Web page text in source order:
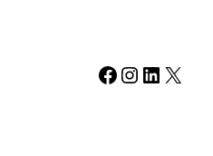
Facebook Instagram LinkedIn X